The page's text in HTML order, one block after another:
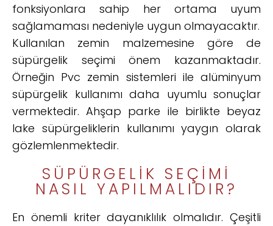
fonksiyonlara sahip her ortama uyum
sağlamaması nedeniyle uygun olmayacaktır.
Kullanılan zemin malzemesine göre de
süpürgelik seçimi önem kazanmaktadır.
Örneğin Pvc zemin sistemleri ile alüminyum
süpürgelik kullanımı daha uyumlu sonuçlar
vermektedir. Ahşap parke ile birlikte beyaz
lake süpürgeliklerin kullanımı yaygın olarak
gözlemlenmektedir.
SÜPÜRGELIK SEÇIMI
NASIL YAPILMALIDIR?
En önemli kriter dayanıklılık olmalıdır. Çeşitli